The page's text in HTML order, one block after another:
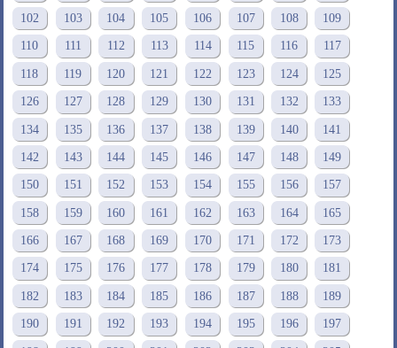
102 103 104 105 106 107 108 109
110 111 112 113 114 115 116 117
118 119 120 121 122 123 124 125
126 127 128 129 130 131 132 133
134 135 136 137 138 139 140 141
142 143 144 145 146 147 148 149
150 151 152 153 154 155 156 157
158 159 160 161 162 163 164 165
166 167 168 169 170 171 172 173
174 175 176 177 178 179 180 181
182 183 184 185 186 187 188 189
190 191 192 193 194 195 196 197